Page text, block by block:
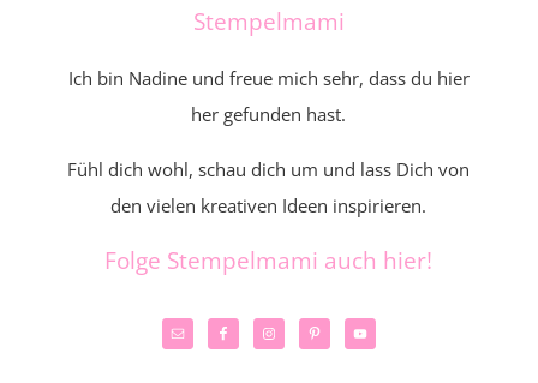
Stempelmami
Ich bin Nadine und freue mich sehr, dass du hier
her gefunden hast.
Fühl dich wohl, schau dich um und lass Dich von
den vielen kreativen Ideen inspirieren.
Folge Stempelmami auch hier!